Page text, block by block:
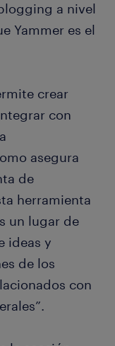
a nivel
Yammer es el
crear
con
asegura
de
herramienta
un lugar de
ideas y
de los
con